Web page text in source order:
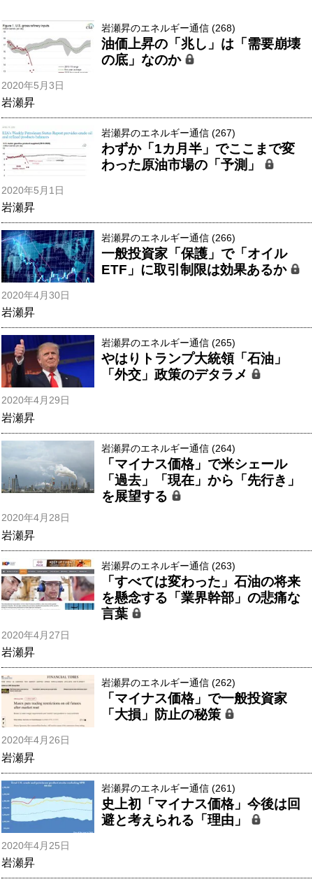
岩瀬昇のエネルギー通信 (268)
油価上昇の「兆し」は「需要崩壊
の底」なのか
2020年5月3日
岩瀬昇
岩瀬昇のエネルギー通信 (267)
わずか「1カ月半」でここまで変
わった原油市場の「予測」
2020年5月1日
岩瀬昇
岩瀬昇のエネルギー通信 (266)
一般投資家「保護」で「オイル
ETF」に取引制限は効果あるか
2020年4月30日
岩瀬昇
岩瀬昇のエネルギー通信 (265)
やはりトランプ大統領「石油」
「外交」政策のデタラメ
2020年4月29日
岩瀬昇
岩瀬昇のエネルギー通信 (264)
「マイナス価格」で米シェール
「過去」「現在」から「先行き」
を展望する
2020年4月28日
岩瀬昇
岩瀬昇のエネルギー通信 (263)
「すべては変わった」石油の将来
を懸念する「業界幹部」の悲痛な
言葉
2020年4月27日
岩瀬昇
岩瀬昇のエネルギー通信 (262)
「マイナス価格」で一般投資家
「大損」防止の秘策
2020年4月26日
岩瀬昇
岩瀬昇のエネルギー通信 (261)
史上初「マイナス価格」今後は回
避と考えられる「理由」
2020年4月25日
岩瀬昇